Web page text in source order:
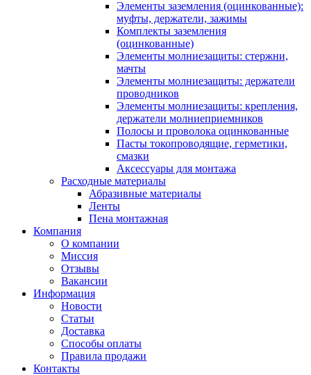
Элементы заземления (оцинкованные):
муфты, держатели, зажимы
Комплекты заземления
(оцинкованные)
Элементы молниезащиты: стержни,
мачты
Элементы молниезащиты: держатели
проводников
Элементы молниезащиты: крепления,
держатели молниеприемников
Полосы и проволока оцинкованные
Пасты токопроводящие, герметики,
смазки
Аксессуары для монтажа
Расходные материалы
Абразивные материалы
Ленты
Пена монтажная
Компания
О компании
Миссия
Отзывы
Вакансии
Информация
Новости
Статьи
Доставка
Способы оплаты
Правила продажи
Контакты